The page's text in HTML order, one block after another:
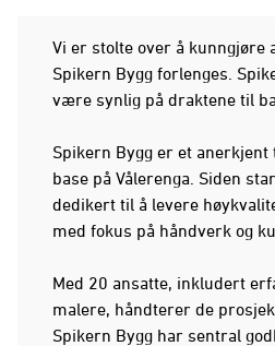
Vi er stolte over å kunngjøre
Spikern Bygg forlenges.
være synlig på draktene til
Spikern Bygg er et
base på Vålerenga. Siden
dedikert til å levere
med fokus på håndverk og
Med 20 ansatte, inkludert
malere, håndterer de
Spikern Bygg har sentral